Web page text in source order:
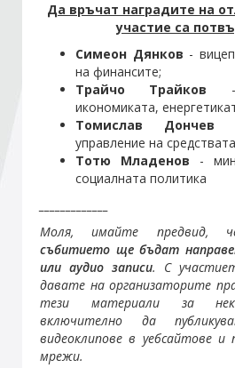
Стани член
Да връчат наградите на
участие са
Симеон Дянков -
на финансите;
Трайчо Трайков
икономиката,
Томислав Дончев
управление на
Тотю Младенов -
социалната политика
Моля, имайте
събитието ще бъдат
или аудио записи. С
давате на организаторите
тези материали за
включително да
видеоклипове в уебсайтове и
мрежи.